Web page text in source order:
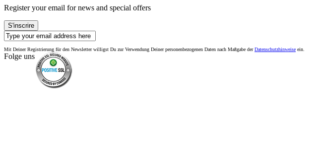
Register your email for news and special offers
S'inscrire
Mit Deiner Registrierung für den Newsletter willigst Du zur Verwendung Deiner personenbezogenen Daten nach Maßgabe derDatenschutzhinweise ein.
Folge uns